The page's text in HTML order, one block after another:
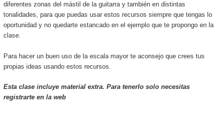
diferentes zonas del mástil de la guitarra y también en distintas
tonalidades, para que puedas usar estos recursos siempre que tengas lo
oportunidad y no quedarte estancado en el ejemplo que te propongo en la
clase.
Para hacer un buen uso de la escala mayor te aconsejo que crees tus
propias ideas usando estos recursos.
Esta clase incluye material extra. Para tenerlo solo necesitas
registrarte en la web